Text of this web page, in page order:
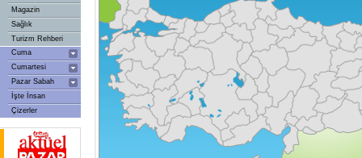
Magazin
Sağlık
Turizm Rehberi
Cuma
Cumartesi
Pazar Sabah
İşte İnsan
Çizerler